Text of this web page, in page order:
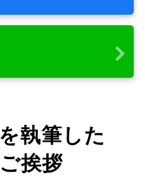
執筆した
挨拶